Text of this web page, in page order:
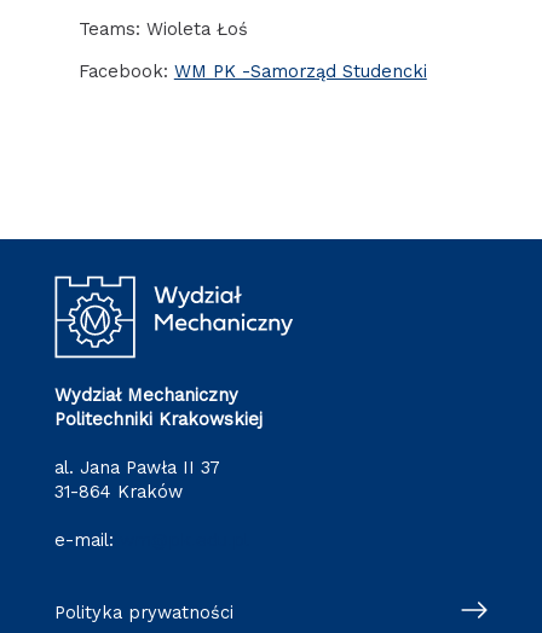
Teams: Wioleta Łoś
Facebook: WM PK -Samorząd Studencki
Wydział Mechaniczny
Politechniki Krakowskiej
al. Jana Pawła II 37
31-864 Kraków
e-mail:
Polityka prywatności